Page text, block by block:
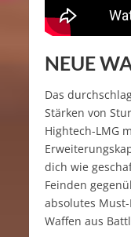
NEUE
Das
Stärken von
Hightech-LMG
dich wie
Feinden
absolutes
Waffen aus